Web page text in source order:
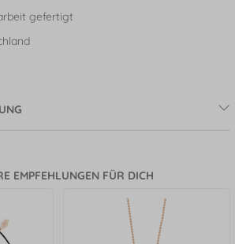
gefertigt
EMPFEHLUNGEN FÜR DICH